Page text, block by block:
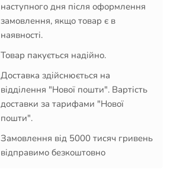
наступного дня після оформлення
замовлення, якщо товар є в
наявності.
Товар пакується надійно.
Доставка здійснюється на
відділення "Нової пошти". Вартість
доставки за тарифами "Нової
пошти".
Замовлення від 5000 тисяч гривень
відправимо безкоштовно